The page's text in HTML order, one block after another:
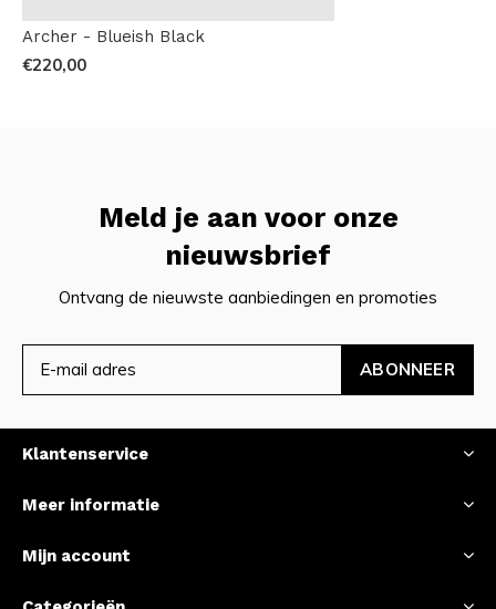
Archer - Blueish Black
€220,00
Meld je aan voor onze
nieuwsbrief
Ontvang de nieuwste aanbiedingen en promoties
ABONNEER
Klantenservice
Meer informatie
Mijn account